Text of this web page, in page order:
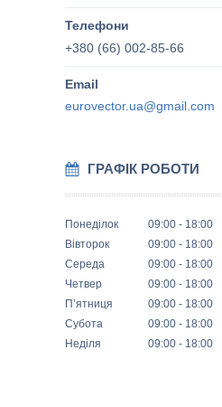
+380 (66) 002-85-66
eurovector.ua@gmail.com
ГРАФІК РОБОТИ
Понеділок 09:00
18:00
Вівторок
09:00
18:00
Середа
09:00
18:00
Четвер
09:00
18:00
Пʼятниця
09:00
18:00
Субота
09:00
18:00
Неділя
09:00 18:00